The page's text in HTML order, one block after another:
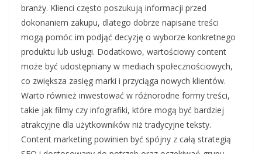
branży. Klienci często poszukują informacji przed
dokonaniem zakupu, dlatego dobrze napisane treści
mogą pomóc im podjąć decyzję o wyborze konkretnego
produktu lub usługi. Dodatkowo, wartościowy content
może być udostępniany w mediach społecznościowych,
co zwiększa zasięg marki i przyciąga nowych klientów.
Warto również inwestować w różnorodne formy treści,
takie jak filmy czy infografiki, które mogą być bardziej
atrakcyjne dla użytkowników niż tradycyjne teksty.
Content marketing powinien być spójny z całą strategią